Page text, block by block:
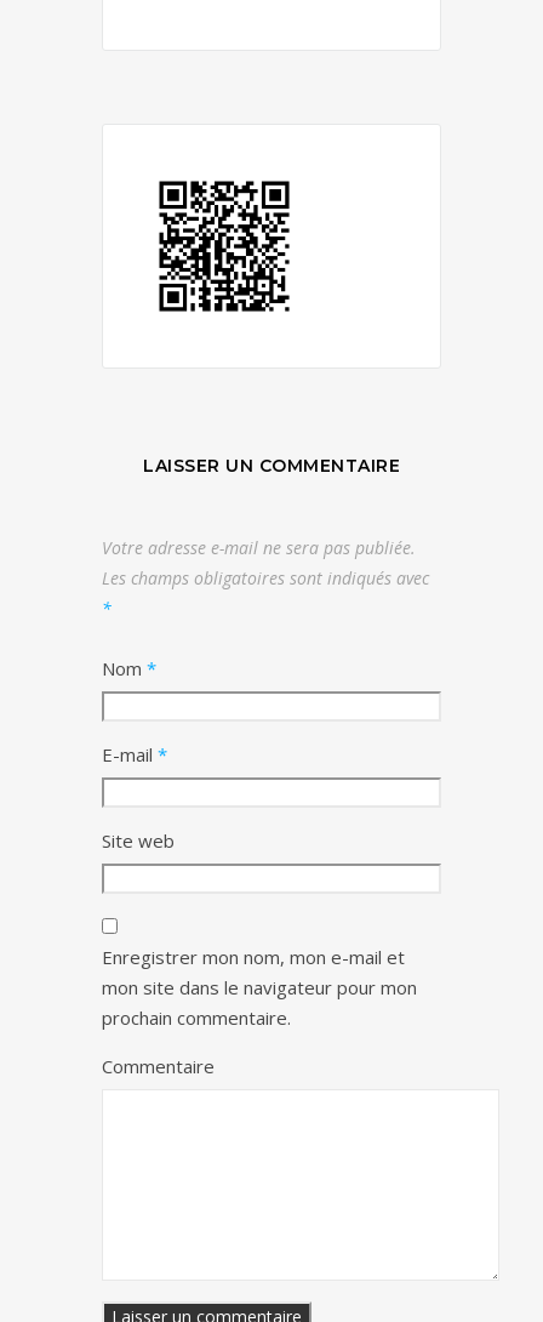
LAISSER UN COMMENTAIRE
Votre adresse e-mail ne sera pas publiée.
Les champs obligatoires sont indiqués avec
*
Nom *
E-mail *
Site web
Enregistrer mon nom, mon e-mail et
mon site dans le navigateur pour mon
prochain commentaire.
Commentaire